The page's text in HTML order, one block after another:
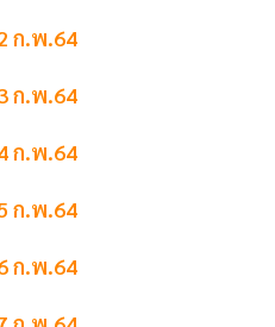
ก.พ.64
ก.พ.64
ก.พ.64
ก.พ.64
ก.พ.64